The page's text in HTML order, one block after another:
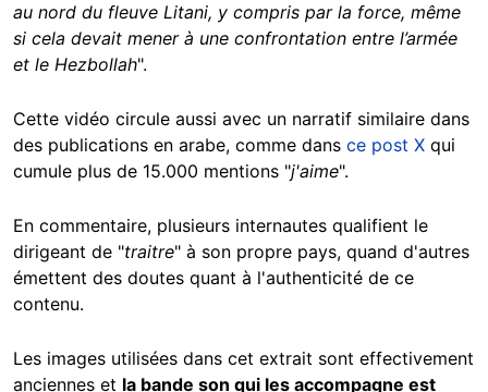
au nord du fleuve Litani, y compris par la force, même
si cela devait mener à une confrontation entre l’armée
et le Hezbollah".
Cette vidéo circule aussi avec un narratif similaire dans
des publications en arabe, comme dans ce post X qui
cumule plus de 15.000 mentions "j'aime".
En commentaire, plusieurs internautes qualifient le
dirigeant de "traitre" à son propre pays, quand d'autres
émettent des doutes quant à l'authenticité de ce
contenu.
Les images utilisées dans cet extrait sont effectivement
anciennes et la bande son qui les accompagne est